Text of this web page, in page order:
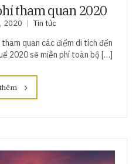
tham quan 2020
2020 Tin tức
quan các điểm di tích đến
2020 sẽ miễn phí toàn bộ […]